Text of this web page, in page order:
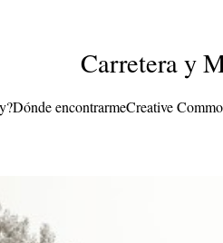
Carretera y
Dónde encontrarmeCreative